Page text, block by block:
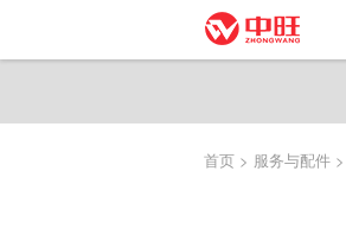
首页 > 服务与配件